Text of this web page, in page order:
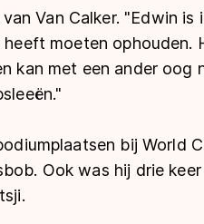
Van Calker. "Edwin is
moeten ophouden.
kan met een ander oog
bij World
Ook was hij drie